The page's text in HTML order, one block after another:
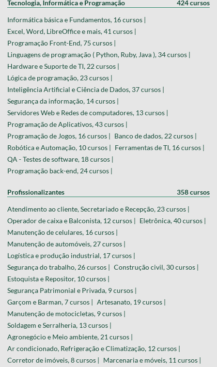
Tecnologia, Informática e Programação 424 cursos
Informática básica e Fundamentos, 16 cursos |
Excel, Word, LibreOffice e mais, 41 cursos |
Programação Front-End, 75 cursos |
Linguagens de programação ( Python, Ruby, Java ), 34 cursos |
Hardware e Suporte de TI, 22 cursos |
Lógica de programação, 23 cursos |
Inteligência Artificial e Ciência de Dados, 37 cursos |
Segurança da informação, 14 cursos |
Servidores Web e Redes de computadores, 13 cursos |
Programação de Aplicativos, 43 cursos |
Programação de Jogos, 16 cursos | Banco de dados, 22 cursos |
Robótica e Automação, 10 cursos | Ferramentas de TI, 16 cursos |
QA - Testes de software, 18 cursos |
Programação back-end, 24 cursos |
Profissionalizantes 358 cursos
Atendimento ao cliente, Secretariado e Recepção, 23 cursos |
Operador de caixa e Balconista, 12 cursos | Eletrônica, 40 cursos |
Manutenção de celulares, 16 cursos |
Manutenção de automóveis, 27 cursos |
Logística e produção industrial, 17 cursos |
Segurança do trabalho, 26 cursos | Construção civil, 30 cursos |
Estoquista e Repositor, 10 cursos |
Segurança Patrimonial e Privada, 9 cursos |
Garçom e Barman, 7 cursos | Artesanato, 19 cursos |
Manutenção de motocicletas, 9 cursos |
Soldagem e Serralheria, 13 cursos |
Agronegócio e Meio ambiente, 21 cursos |
Ar condicionado, Refrigeração e Climatização, 12 cursos |
Corretor de imóveis, 8 cursos | Marcenaria e móveis, 11 cursos |